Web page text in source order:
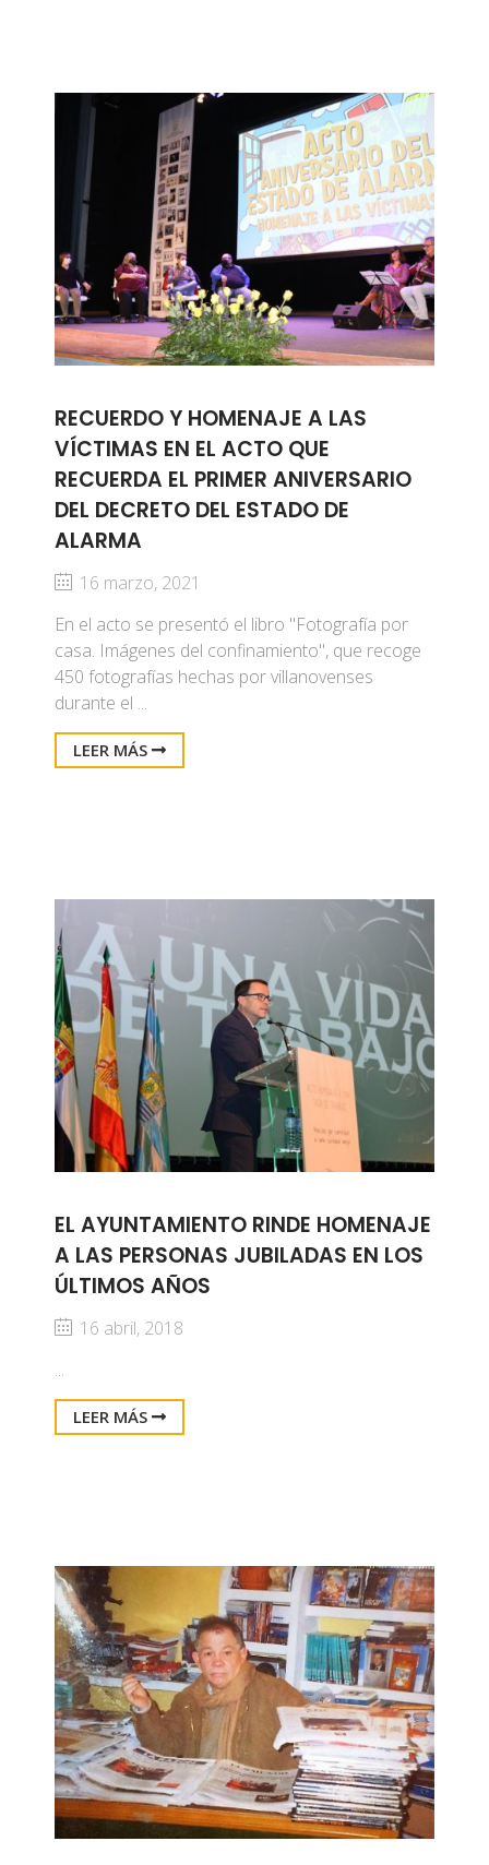
RECUERDO Y HOMENAJE A LAS
VÍCTIMAS EN EL ACTO QUE
RECUERDA EL PRIMER ANIVERSARIO
DEL DECRETO DEL ESTADO DE
ALARMA
16 marzo, 2021
En el acto se presentó el libro "Fotografía por
casa. Imágenes del confinamiento", que recoge
450 fotografías hechas por villanovenses
durante el ...
LEER MÁS
EL AYUNTAMIENTO RINDE HOMENAJE
A LAS PERSONAS JUBILADAS EN LOS
ÚLTIMOS AÑOS
16 abril, 2018
...
LEER MÁS